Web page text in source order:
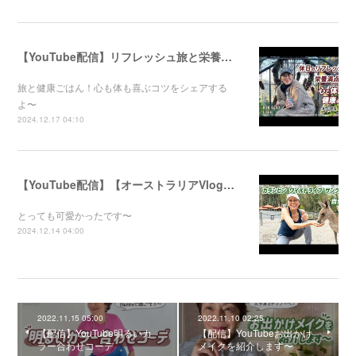
【YouTube配信】リフレッシュ旅と栄養満点ごはん！心と体が喜ぶ健康のコツ
旅と健康ごはん！心も体も喜ぶコツをシェアする
よ〜
2024.12.17 04:10
【YouTube配信】【オーストラリアVlog】自然公園で動物たちと触れ合ってきました〜
とっても可愛かったです〜
2024.12.14 04:00
2022.11.15 05:00
【配信】YouTube明るいカ
ラー合わせコーデ
2022.11.10 02:25
【配信】YouTubeお出かけ
メイクを紹介します〜